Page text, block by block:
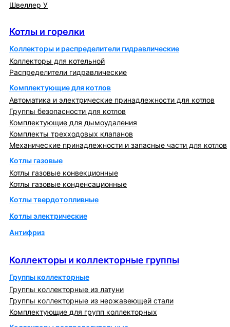
Швеллер У
Котлы и горелки
Коллекторы и распределители гидравлические
Коллекторы для котельной
Распределители гидравлические
Комплектующие для котлов
Автоматика и электрические принадлежности для котлов
Группы безопасности для котлов
Комплектующие для дымоудаления
Комплекты трехходовых клапанов
Механические принадлежности и запасные части для котлов
Котлы газовые
Котлы газовые конвекционные
Котлы газовые конденсационные
Котлы твердотопливные
Котлы электрические
Антифриз
Коллекторы и коллекторные группы
Группы коллекторные
Группы коллекторные из латуни
Группы коллекторные из нержавеющей стали
Комплектующие для групп коллекторных